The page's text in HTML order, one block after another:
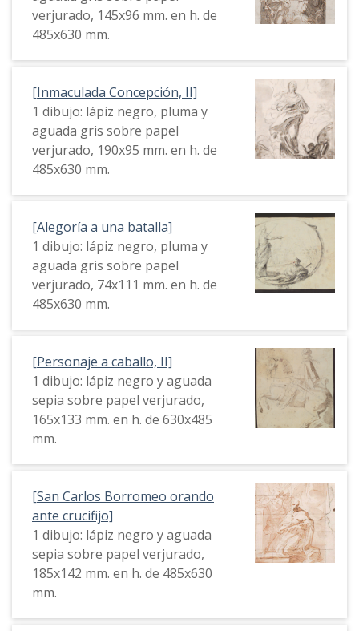
verjurado, 145x96 mm. en h. de
485x630 mm.
[Inmaculada Concepción, II]
1 dibujo: lápiz negro, pluma y
aguada gris sobre papel
verjurado, 190x95 mm. en h. de
485x630 mm.
[Alegoría a una batalla]
1 dibujo: lápiz negro, pluma y
aguada gris sobre papel
verjurado, 74x111 mm. en h. de
485x630 mm.
[Personaje a caballo, II]
1 dibujo: lápiz negro y aguada
sepia sobre papel verjurado,
165x133 mm. en h. de 630x485
mm.
[San Carlos Borromeo orando
ante crucifijo]
1 dibujo: lápiz negro y aguada
sepia sobre papel verjurado,
185x142 mm. en h. de 485x630
mm.